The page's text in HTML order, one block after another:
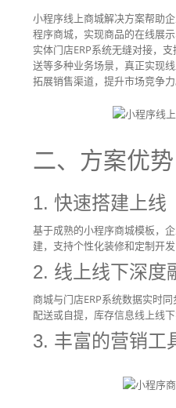
小程序线上商城解决方案帮助
程序商城，实现商品的在线展
实体门店ERP系统无缝对接，
送等多种业务场景，真正实现
拓展销售渠道，提升市场竞争力
二、方案优势
1. 快速搭建上线
基于成熟的小程序商城模板，
建，支持个性化装修和定制开
2. 线上线下深度
商城与门店ERP系统数据实时
配送或自提，库存信息线上线
3. 丰富的营销工